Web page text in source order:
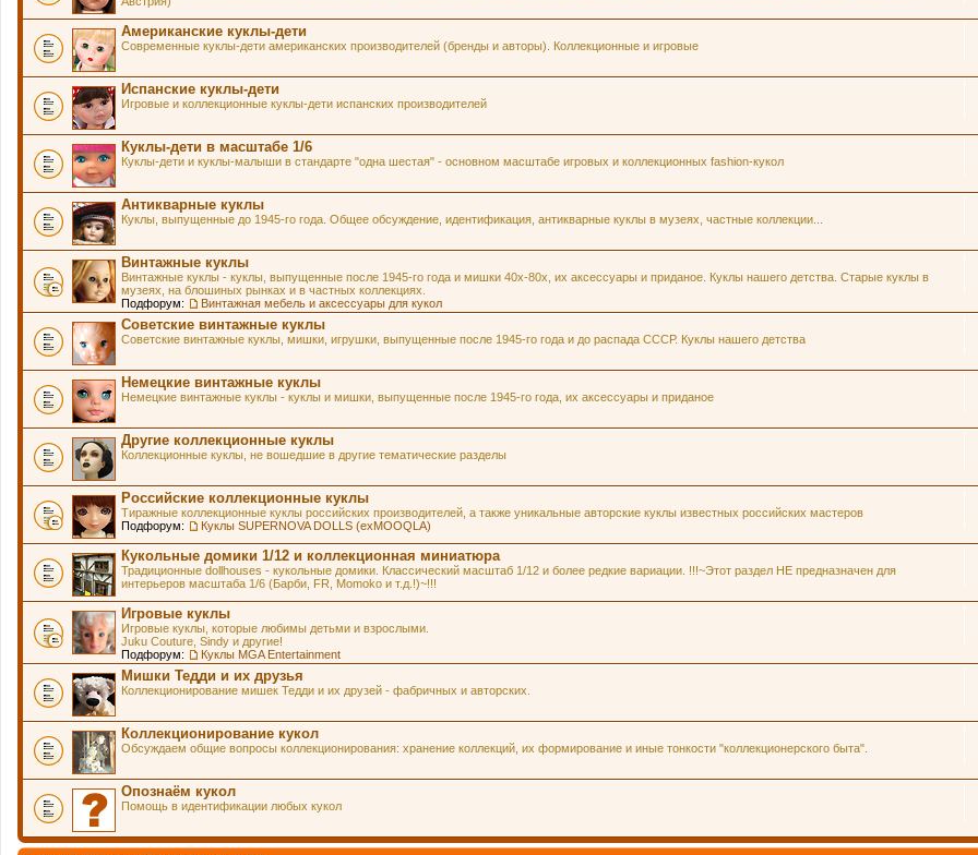
Американские куклы-дети
Современные куклы-дети американских производителей (бренды и авторы). Коллекционные и игровые
Испанские куклы-дети
Игровые и коллекционные куклы-дети испанских производителей
Куклы-дети в масштабе 1/6
Куклы-дети и куклы-малыши в стандарте "одна шестая" - основном масштабе игровых и коллекционных fashion-кукол
Антикварные куклы
Куклы, выпущенные до 1945-го года. Общее обсуждение, идентификация, антикварные куклы в музеях, частные коллекции...
Винтажные куклы
Винтажные куклы - куклы, выпущенные после 1945-го года и мишки 40х-80х, их аксессуары и приданое. Куклы нашего детства. Старые куклы в
музеях, на блошиных рынках и в частных коллекциях.
Подфорум:
Винтажная мебель и аксессуары для кукол
Советские винтажные куклы
Советские винтажные куклы, мишки, игрушки, выпущенные после 1945-го года и до распада СССР. Куклы нашего детства
Немецкие винтажные куклы
Немецкие винтажные куклы - куклы и мишки, выпущенные после 1945-го года, их аксессуары и приданое
Другие коллекционные куклы
Коллекционные куклы, не вошедшие в другие тематические разделы
Российские коллекционные куклы
Тиражные коллекционные куклы российских производителей, а также уникальные авторские куклы известных российских мастеров
Подфорум:
Куклы SUPERNOVA DOLLS (exMOOQLA)
Кукольные домики 1/12 и коллекционная миниатюра
Традиционные dollhouses - кукольные домики. Классический масштаб 1/12 и более редкие вариации. !!!~Этот раздел НЕ предназначен для
интерьеров масштаба 1/6 (Барби, FR, Momoko и т.д.!)~!!!
Игровые куклы
Игровые куклы, которые любимы детьми и взрослыми.
Juku Couture, Sindy и другие!
Подфорум:
Куклы MGA Entertainment
Мишки Тедди и их друзья
Коллекционирование мишек Тедди и их друзей - фабричных и авторских.
Коллекционирование кукол
Обсуждаем общие вопросы коллекционирования: хранение коллекций, их формирование и иные тонкости "коллекционерского быта".
Опознаём кукол
Помощь в идентификации любых кукол